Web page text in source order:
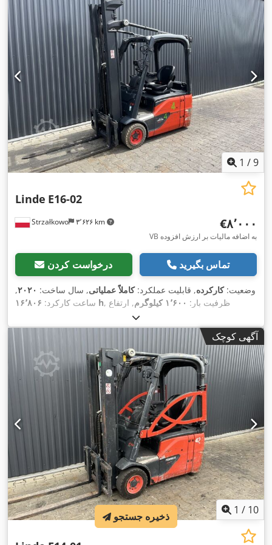
1 /9
Strzałkowo ۳٬۶۲۶ km
Linde E16-02
‎€۸٬۰۰۰
VB به اضافه مالیات بر ارزش افزوده
درخواست کردن تماس بگیرید
وضعیت:کارکرده, قابلیت عملکرد:کاملاً عملیاتی, سال ساخت: ۲۰۲۰,
ساعت کارکرد: ۱۶٬۸۰۶ h , ظرفیت بار: ۱٬۶۰۰ کیلوگرم
, ارتفاع
, برداشت آزاد:
برقی, نوع دکل:تریپلکس, ارتفاع سازه:۲٬۴۷۱ میلی‌متر
, نوع سیستم
آگهی کوچک
1 / 10 ذخیره جستجو